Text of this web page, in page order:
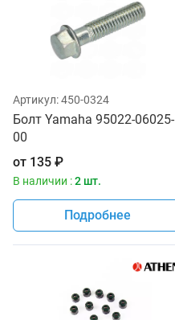
Артикул:450-0324
Болт Yamaha 95022-06025-
00
от 135 ₽
В наличии :2 шт.
Подробнее